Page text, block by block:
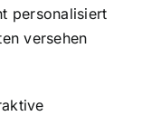
personalisiert
versehen